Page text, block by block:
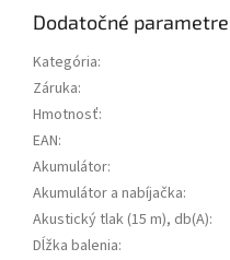
Dodatočné parametre
Kategória:
Záruka:
Hmotnosť:
EAN:
Akumulátor:
Akumulátor a nabíjačka:
Akustický tlak (15 m), db(A):
Dĺžka balenia: